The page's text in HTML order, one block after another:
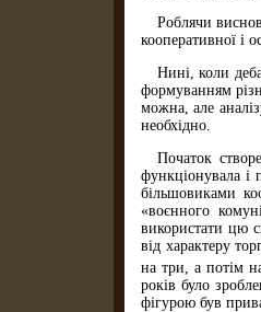
Роблячи
кооперативної і
Нині, коли
формуванням
можна, але
необхідно.
Початок
функціонувала і
більшовиками
«воєнного
використати цю
від характеру
на три, а потім
років було
фігурою був